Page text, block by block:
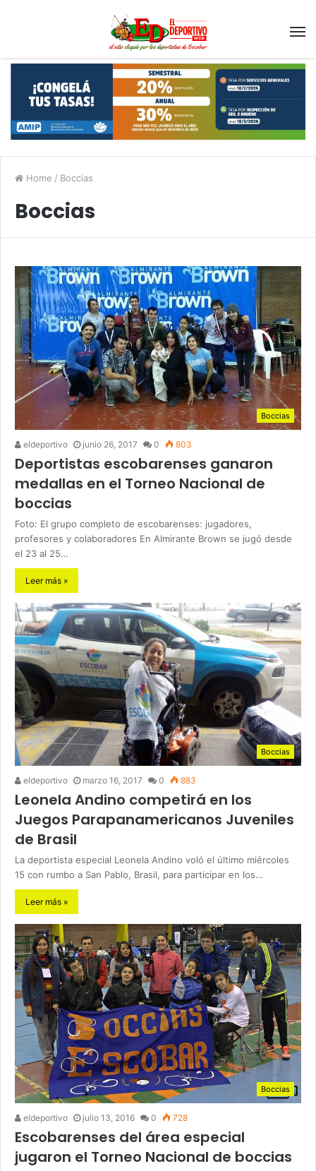
Home / Boccias
Boccias
Boccias
eldeportivo junio 26, 2017 0 803
Deportistas escobarenses ganaron
medallas en el Torneo Nacional de
boccias
Foto: El grupo completo de escobarenses: jugadores,
profesores y colaboradores En Almirante Brown se jugó desde
el 23 al 25…
Leer más »
Boccias
eldeportivo marzo 16, 2017 0 883
Leonela Andino competirá en los
Juegos Parapanamericanos Juveniles
de Brasil
La deportista especial Leonela Andino voló el último miércoles
15 con rumbo a San Pablo, Brasil, para participar en los…
Leer más »
Boccias
eldeportivo julio 13, 2016 0 728
Escobarenses del área especial
jugaron el Torneo Nacional de boccias